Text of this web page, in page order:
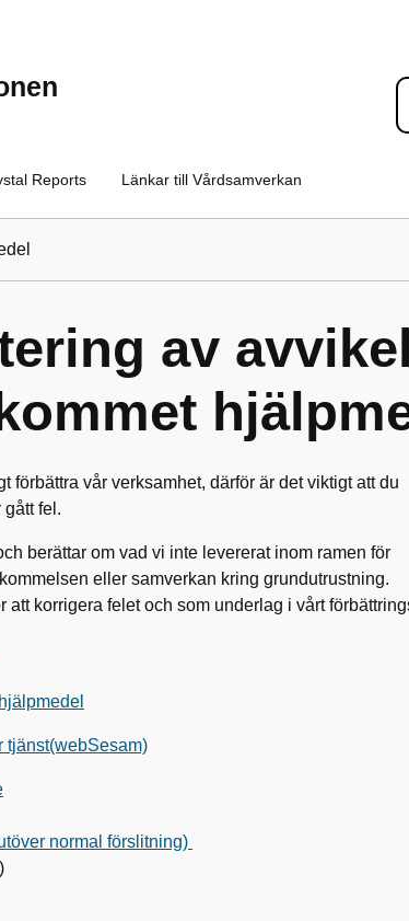
Reports Länkar till Vårdsamverkan
av
förbättra vår verksamhet, därför är det viktigt att du
gått fel.
berättar om vad vi inte levererat inom ramen för
eller samverkan kring grundutrustning.
att korrigera felet och som underlag i vårt
tjänst(webSesam)
normal förslitning)